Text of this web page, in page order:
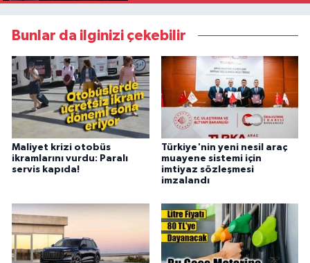
Bunlar da ilginizi çekebilir
Maliyet krizi otobüs
ikramlarını vurdu: Paralı
servis kapıda!
Türkiye'nin yeni nesil araç
muayene sistemi için
imtiyaz sözleşmesi
imzalandı